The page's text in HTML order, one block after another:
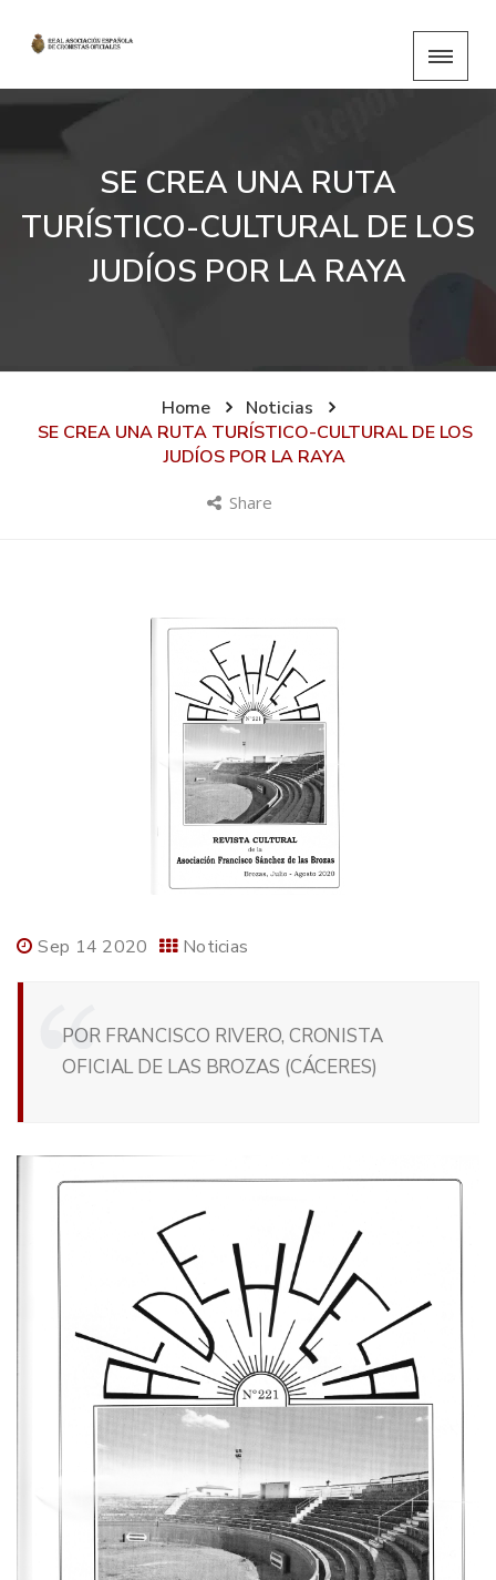
SE CREA UNA RUTA
TURÍSTICO-CULTURAL DE LOS
JUDÍOS POR LA RAYA
Home
Noticias
SE CREA UNA RUTA TURÍSTICO-CULTURAL DE LOS
JUDÍOS POR LA RAYA
Share
Sep 14 2020 Noticias
POR FRANCISCO RIVERO, CRONISTA
OFICIAL DE LAS BROZAS (CÁCERES)